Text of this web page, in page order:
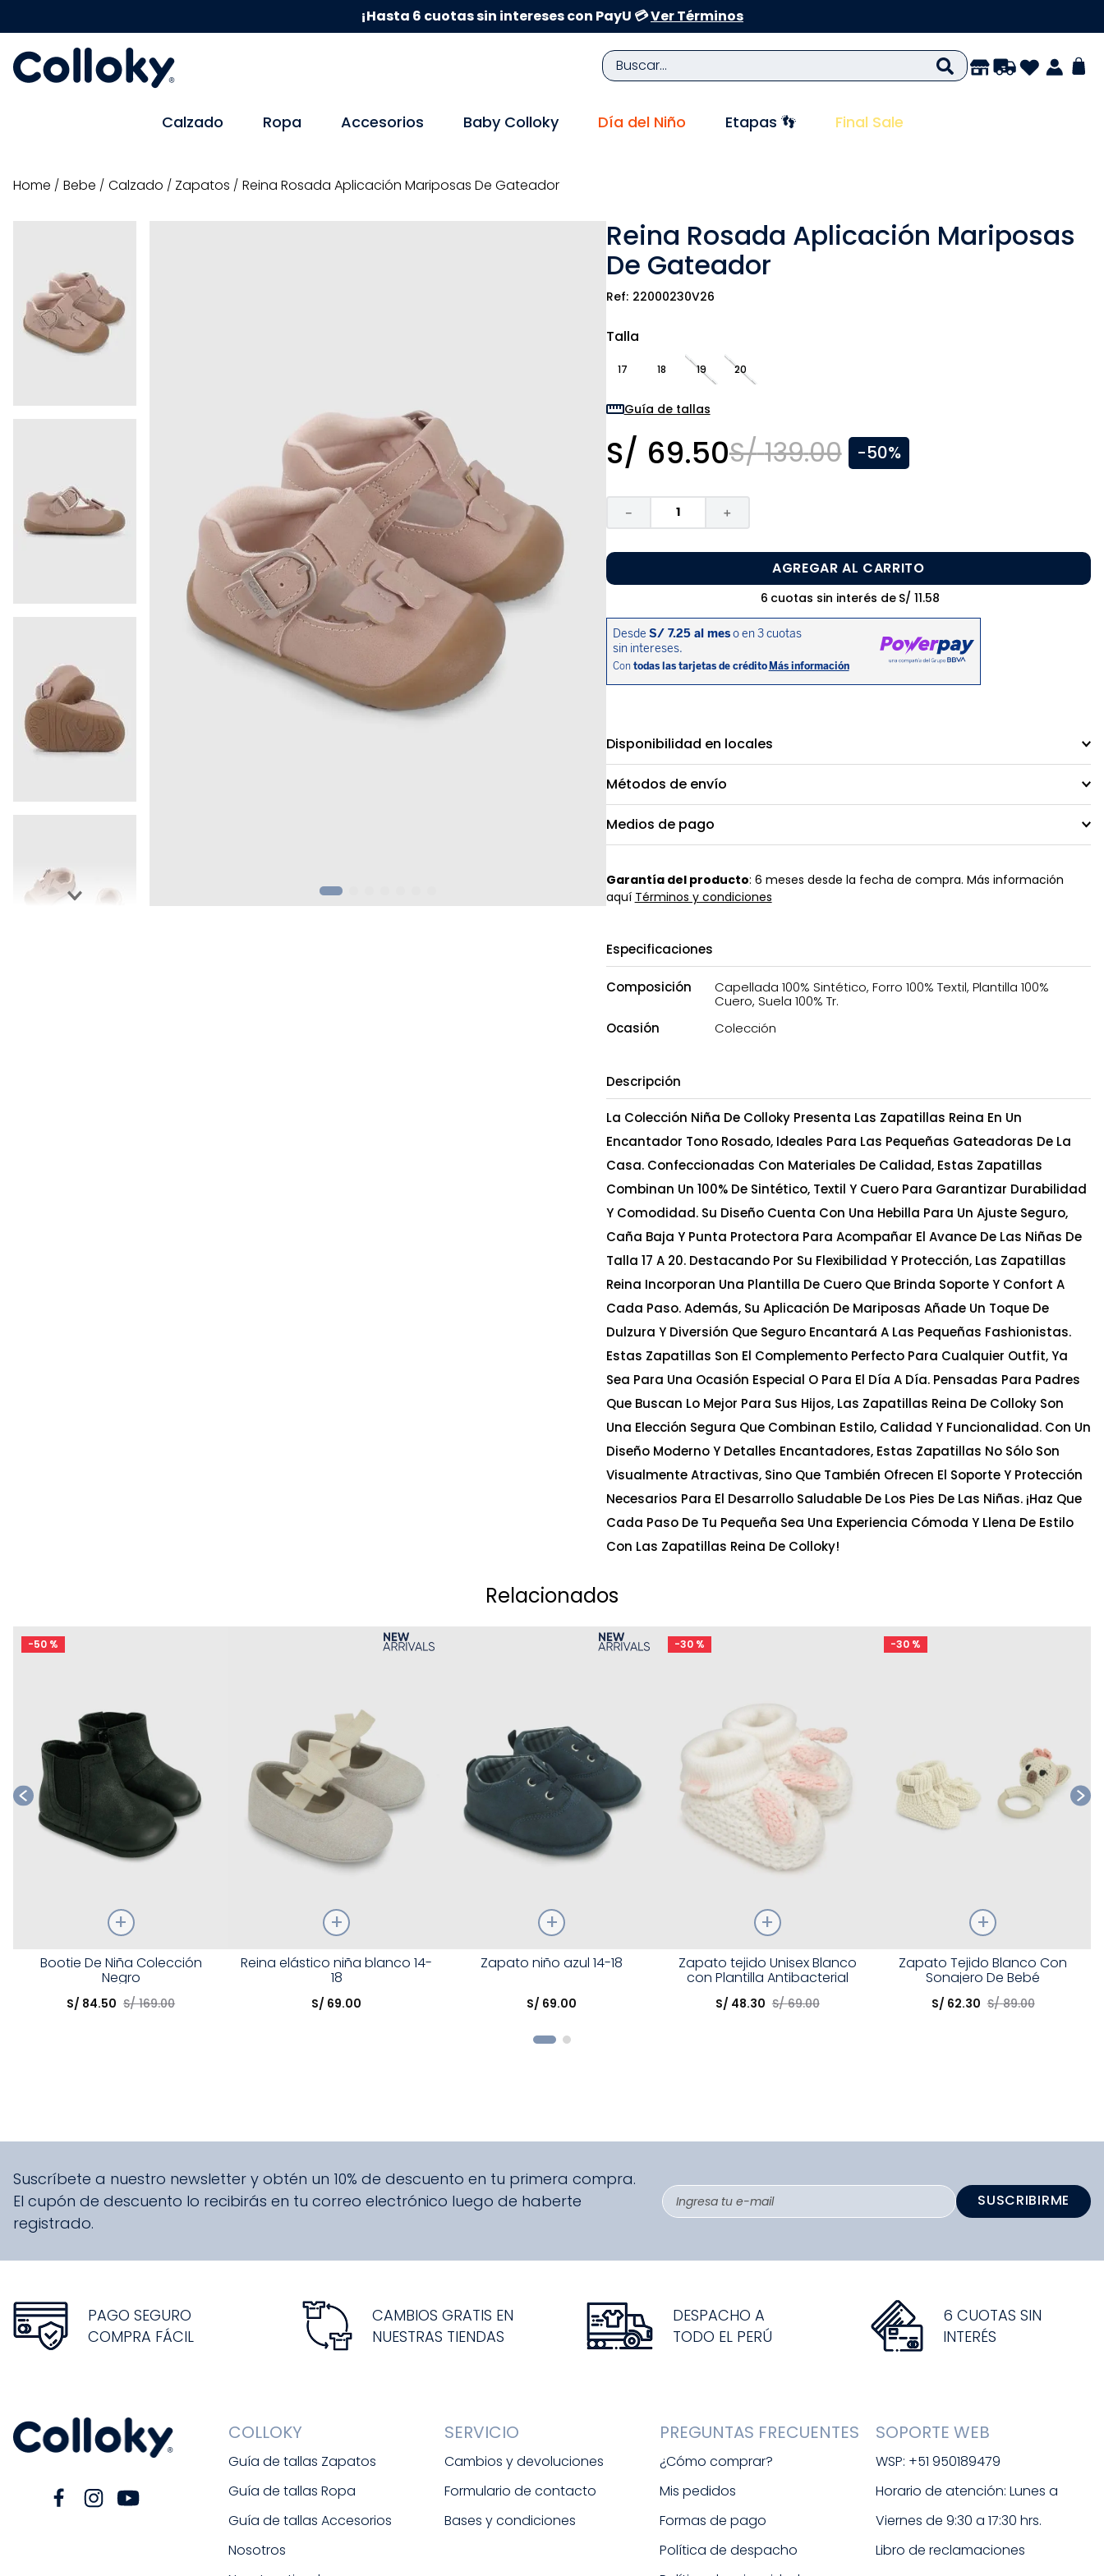
¡Hasta 6 cuotas sin intereses con PayU 💳Ver Términos
Buscar...
Calzado Ropa Accesorios Baby Colloky Día del Niño Etapas 👣 Final Sale
bebe calzado zapatos Reina Rosada Aplicación Mariposas De Gateador
Reina Rosada Aplicación Mariposas
De Gateador
22000230V26
Talla
17 18 19 20
Guía de tallas
S/ 69.50S/ 139.00 -50%
＋
－
AGREGAR AL CARRITO
6 cuotas sin interés de S/ 11.58
Disponibilidad en locales
Métodos de envío
Medios de pago
Garantía del producto: 6 meses desde la fecha de compra. Más información
aquí Términos y condiciones
Especificaciones
Composición
Capellada 100% Sintético, Forro 100% Textil, Plantilla 100%
Cuero, Suela 100% Tr.
Ocasión
Colección
Descripción
La Colección Niña De Colloky Presenta Las Zapatillas Reina En Un
Encantador Tono Rosado, Ideales Para Las Pequeñas Gateadoras De La
Casa. Confeccionadas Con Materiales De Calidad, Estas Zapatillas
Combinan Un 100% De Sintético, Textil Y Cuero Para Garantizar Durabilidad
Y Comodidad. Su Diseño Cuenta Con Una Hebilla Para Un Ajuste Seguro,
Caña Baja Y Punta Protectora Para Acompañar El Avance De Las Niñas De
Talla 17 A 20. Destacando Por Su Flexibilidad Y Protección, Las Zapatillas
Reina Incorporan Una Plantilla De Cuero Que Brinda Soporte Y Confort A
Cada Paso. Además, Su Aplicación De Mariposas Añade Un Toque De
Dulzura Y Diversión Que Seguro Encantará A Las Pequeñas Fashionistas.
Estas Zapatillas Son El Complemento Perfecto Para Cualquier Outfit, Ya
Sea Para Una Ocasión Especial O Para El Día A Día. Pensadas Para Padres
Que Buscan Lo Mejor Para Sus Hijos, Las Zapatillas Reina De Colloky Son
Una Elección Segura Que Combinan Estilo, Calidad Y Funcionalidad. Con Un
Diseño Moderno Y Detalles Encantadores, Estas Zapatillas No Sólo Son
Visualmente Atractivas, Sino Que También Ofrecen El Soporte Y Protección
Necesarios Para El Desarrollo Saludable De Los Pies De Las Niñas. ¡Haz Que
Cada Paso De Tu Pequeña Sea Una Experiencia Cómoda Y Llena De Estilo
Con Las Zapatillas Reina De Colloky!
Relacionados
-50 %
Elige una opción
Bootie De Niña Colección
Negro
S/ 84.50 S/ 169.00
Talla
Elige una opción
Reina elástico niña blanco 14-
18
S/ 69.00
Zapato niño azul 14-18
S/ 69.00
-30 %
Talla
Elige una opción
Zapato tejido Unisex Blanco
con Plantilla Antibacterial
S/ 48.30 S/ 69.00
-30 %
Talla
Elige una opción
Zapato Tejido Blanco Con
Sonajero De Bebé
S/ 62.30 S/ 89.00
Suscríbete a nuestro newsletter y obtén un 10% de descuento en tu primera compra.
El cupón de descuento lo recibirás en tu correo electrónico luego de haberte
registrado.
SUSCRIBIRME
PAGO SEGURO
COMPRA FÁCIL
CAMBIOS GRATIS EN
NUESTRAS TIENDAS
DESPACHO A
TODO EL PERÚ
6 CUOTAS SIN
INTERÉS
COLLOKY
Guía de tallas Zapatos
Guía de tallas Ropa
Guía de tallas Accesorios
Nosotros
SERVICIO
Cambios y devoluciones
Formulario de contacto
Bases y condiciones
PREGUNTAS FRECUENTES
¿Cómo comprar?
Mis pedidos
Formas de pago
Política de despacho
SOPORTE WEB
WSP: +51 950189479
Horario de atención: Lunes a
Viernes de 9:30 a 17:30 hrs.
Libro de reclamaciones
TÉRMINOS MÁS BUSCADOS